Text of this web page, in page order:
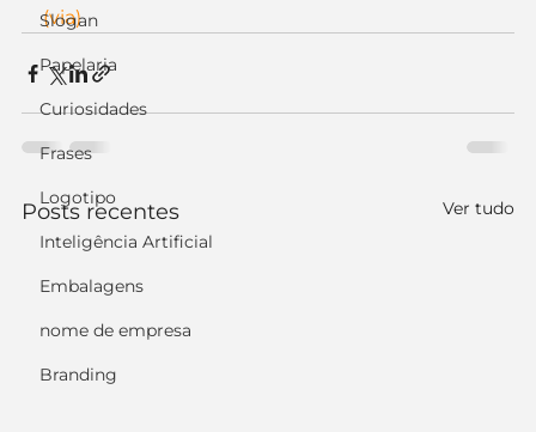
Slogan
Papelaria
Curiosidades
Frases
Logotipo
Inteligência Artificial
Embalagens
nome de empresa
Branding
(via)
Posts recentes Ver tudo